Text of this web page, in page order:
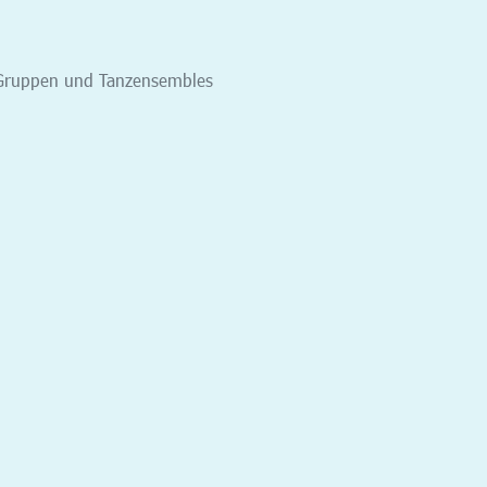
und Tanzensembles